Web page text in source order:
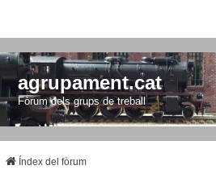
agrupament.cat
Fòrum dels grups de treball
Índex del fòrum